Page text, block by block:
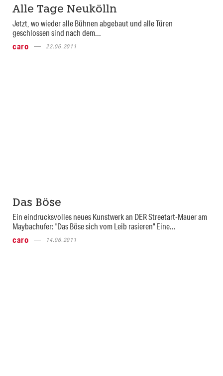
Alle Tage Neukölln
Jetzt, wo wieder alle Bühnen abgebaut und alle Türen
geschlossen sind nach dem...
caro
22.06.2011
Das Böse
Ein eindrucksvolles neues Kunstwerk an DER Streetart-Mauer am
Maybachufer: "Das Böse sich vom Leib rasieren" Eine...
caro
14.06.2011